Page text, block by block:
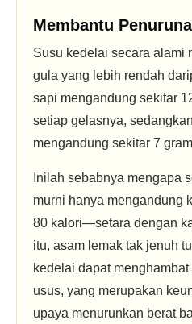
Membantu
Susu kedelai secara alami
gula yang lebih rendah
sapi mengandung sekitar
setiap gelasnya,
mengandung sekitar 7
Inilah sebabnya mengapa
murni hanya mengandung
80 kalori—setara dengan
itu, asam lemak tak jenuh
kedelai dapat
usus, yang merupakan
upaya menurunkan berat